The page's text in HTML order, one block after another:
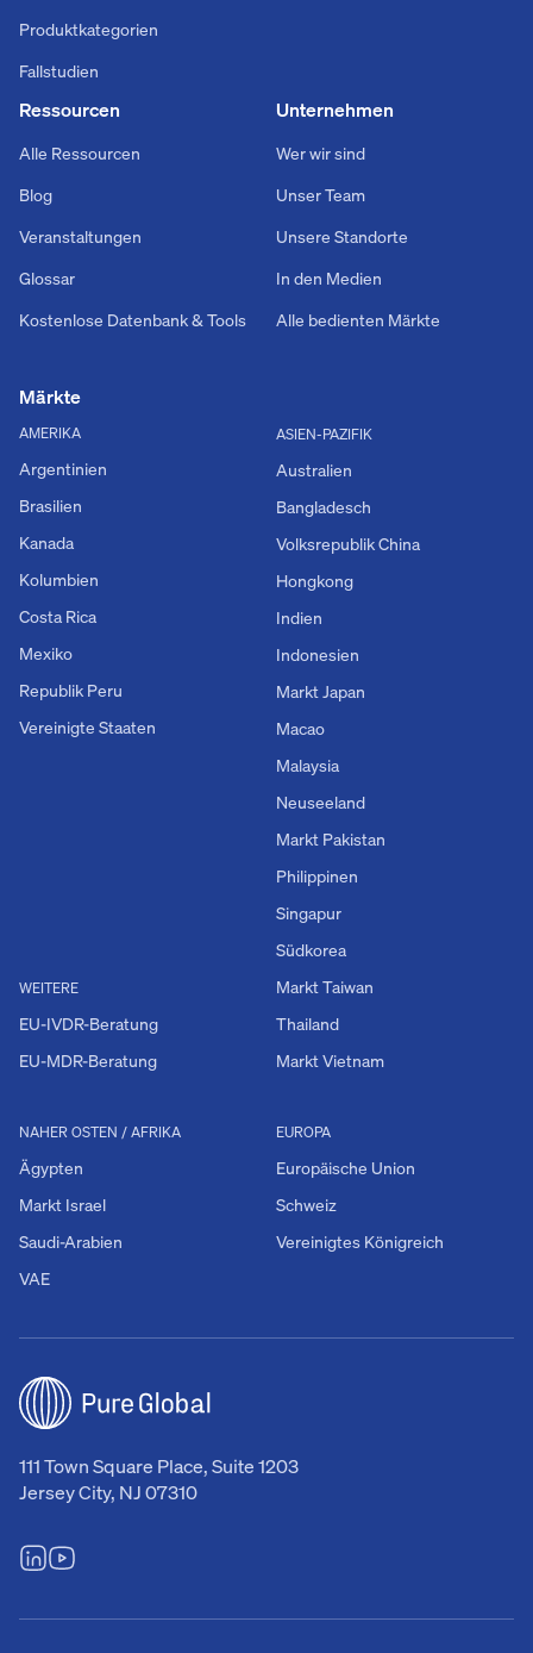
111 Town Square Place, Suite 1203
Jersey City, NJ 07310
Produktkategorien
Fallstudien
Ressourcen
Alle Ressourcen
Blog
Veranstaltungen
Glossar
Kostenlose Datenbank & Tools
Unternehmen
Wer wir sind
Unser Team
Unsere Standorte
In den Medien
Alle bedienten Märkte
Märkte
AMERIKA
Argentinien
Brasilien
Kanada
Kolumbien
Costa Rica
Mexiko
Republik Peru
Vereinigte Staaten
WEITERE
EU-IVDR-Beratung
EU-MDR-Beratung
EUROPA
Europäische Union
Schweiz
Vereinigtes Königreich
NAHER OSTEN / AFRIKA
Ägypten
Markt Israel
Saudi-Arabien
VAE
ASIEN-PAZIFIK
Australien
Bangladesch
Volksrepublik China
Hongkong
Indien
Indonesien
Markt Japan
Macao
Malaysia
Neuseeland
Markt Pakistan
Philippinen
Singapur
Südkorea
Markt Taiwan
Thailand
Markt Vietnam